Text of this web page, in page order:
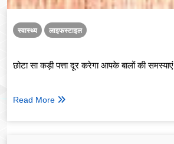
स्वास्थ्य लाइफस्टाइल
छोटा सा कड़ी पत्ता दूर करेगा आपके बालों की समस्याएं
Read More